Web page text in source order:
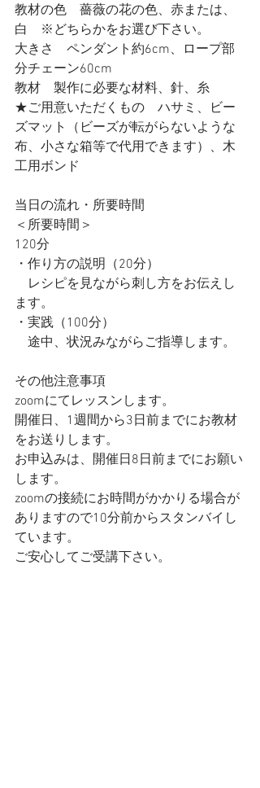
教材の色　薔薇の花の色、赤または、
白　※どちらかをお選び下さい。
大きさ　ペンダント約6cm、ロープ部
分チェーン60cm
教材　製作に必要な材料、針、糸
★ご用意いただくもの　ハサミ、ビー
ズマット（ビーズが転がらないような
布、小さな箱等で代用できます）、木
工用ボンド
当日の流れ・所要時間
＜所要時間＞
120分
・作り方の説明（20分）
レシピを見ながら刺し方をお伝えし
ます。
・実践（100分）
途中、状況みながらご指導します。
その他注意事項
zoomにてレッスンします。
開催日、1週間から3日前までにお教材
をお送りします。
お申込みは、開催日8日前までにお願い
します。
zoomの接続にお時間がかかりる場合が
ありますので10分前からスタンバイし
ています。
ご安心してご受講下さい。